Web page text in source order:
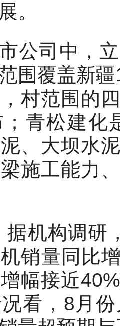
。
公司中，
围覆盖新
村范围的
；青松建化
、大坝水
施工能力
据机构调研
销量同比
幅接近
看，8月